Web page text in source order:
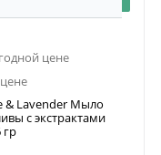
цене
& Lavender Мыло
с экстрактами
гр